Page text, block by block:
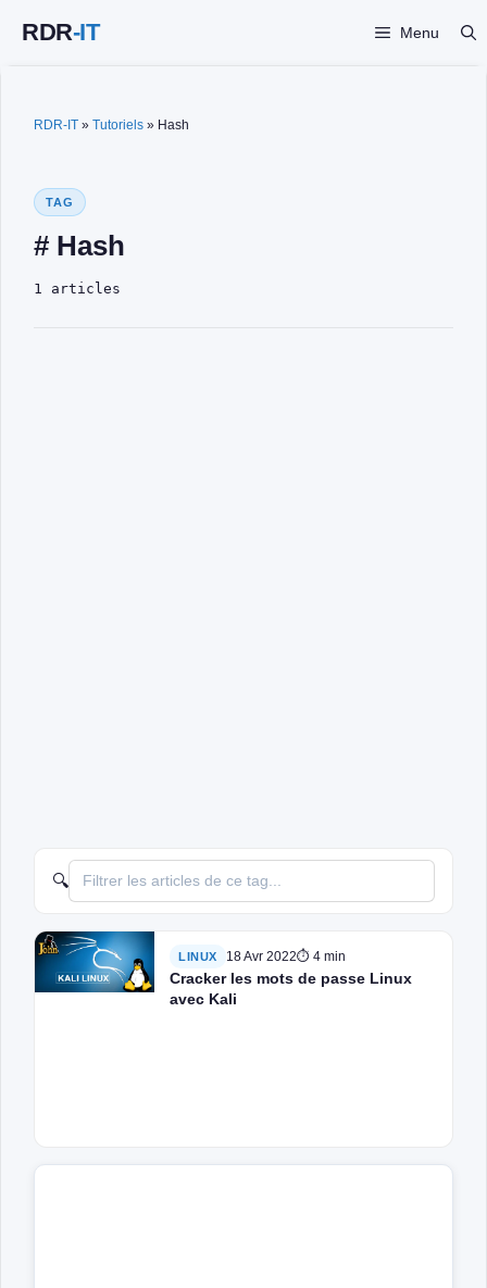
Menu
RDR-IT » Tutoriels » Hash
TAG
# Hash
1 articles
🔍
LINUX 18 Avr 2022⏱ 4 min
Cracker les mots de passe Linux
avec Kali